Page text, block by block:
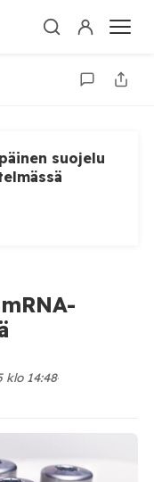
suojelu
klo 14:48·